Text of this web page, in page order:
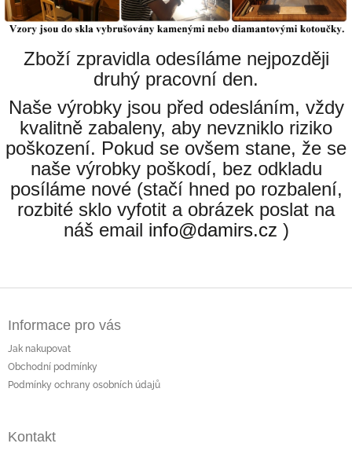
Zboží zpravidla odesíláme nejpozději
druhý pracovní den.
Naše výrobky jsou před odesláním, vždy
kvalitně zabaleny, aby nevzniklo riziko
poškození. Pokud se ovšem stane, že se
naše výrobky poškodí, bez odkladu
posíláme nové (stačí hned po rozbalení,
rozbité sklo vyfotit a obrázek poslat na
náš email info@damirs.cz )
Informace pro vás
Jak nakupovat
Obchodní podmínky
Podmínky ochrany osobních údajů
Kontakt